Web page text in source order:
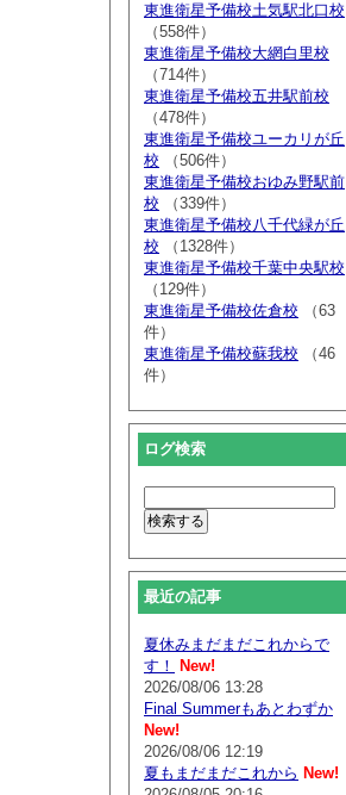
東進衛星予備校土気駅北口校
（558件）
東進衛星予備校大網白里校
（714件）
東進衛星予備校五井駅前校
（478件）
東進衛星予備校ユーカリが丘
校 （506件）
東進衛星予備校おゆみ野駅前
校 （339件）
東進衛星予備校八千代緑が丘
校 （1328件）
東進衛星予備校千葉中央駅校
（129件）
東進衛星予備校佐倉校 （63
件）
東進衛星予備校蘇我校 （46
件）
ログ検索
最近の記事
夏休みまだまだこれからで
す！
New!
2026/08/06 13:28
Final Summerもあとわずか
New!
2026/08/06 12:19
夏もまだまだこれから New!